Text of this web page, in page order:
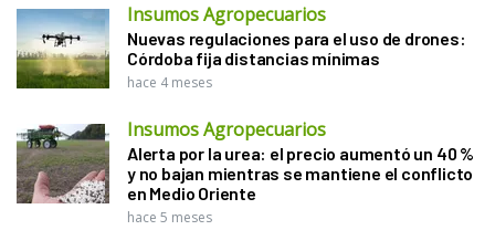
Insumos Agropecuarios
Nuevas regulaciones para el uso de drones:
Córdoba fija distancias mínimas
hace 4 meses
Insumos Agropecuarios
Alerta por la urea: el precio aumentó un 40 %
y no bajan mientras se mantiene el conflicto
en Medio Oriente
hace 5 meses